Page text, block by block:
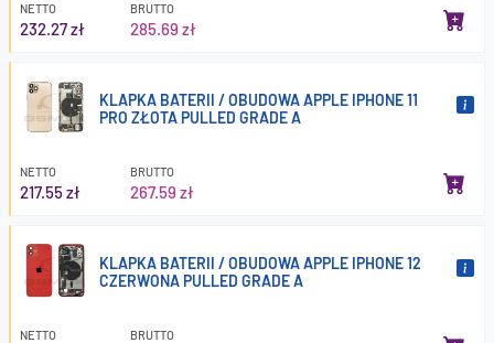
NETTO
232.27 zł
BRUTTO
285.69 zł
KLAPKA BATERII / OBUDOWA APPLE IPHONE 11
PRO ZŁOTA PULLED GRADE A
NETTO
217.55 zł
BRUTTO
267.59 zł
KLAPKA BATERII / OBUDOWA APPLE IPHONE 12
CZERWONA PULLED GRADE A
NETTO BRUTTO